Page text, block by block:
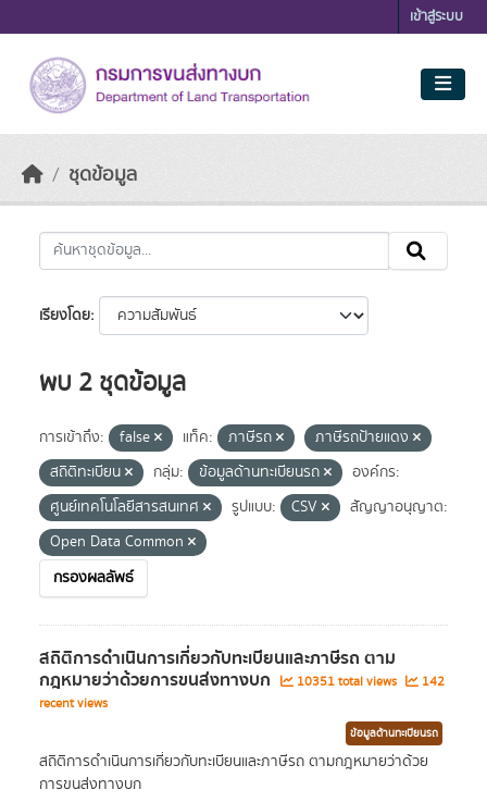
เข้าสู่ระบบ
ชุดข้อมูล
เรียงโดย
พบ 2 ชุดข้อมูล
การเข้าถึง: false แท็ค: ภาษีรถ
ภาษีรถป้ายแดง
สถิติทะเบียน
กลุ่ม: ข้อมูลด้านทะเบียนรถ
องค์กร:
ศูนย์เทคโนโลยีสารสนเทศ
รูปแบบ: CSV
สัญญาอนุญาต:
Open Data Common
กรองผลลัพธ์
สถิติการดำเนินการเกี่ยวกับทะเบียนและภาษีรถ ตาม
กฎหมายว่าด้วยการขนส่งทางบก 10351 total views
142
recent views
ข้อมูลด้านทะเบียนรถ
สถิติการดำเนินการเกี่ยวกับทะเบียนและภาษีรถ ตามกฎหมายว่าด้วย
การขนส่งทางบก